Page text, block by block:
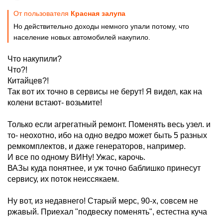
От пользователя Красная залупа
Но действительно доходы немного упали потому, что
население новых автомобилей накупило.
Что накупили?
Что?!
Китайцев?!
Так вот их точно в сервисы не берут! Я видел, как на
колени встают- возьмите!
Только если агрегатный ремонт. Поменять весь узел. и
то- неохотно, ибо на одно ведро может быть 5 разных
ремкомплектов, и даже генераторов, например.
И все по одному ВИНу! Ужас, карочь.
ВАЗы куда понятнее, и уж точно баблишко принесут
сервису, их поток неиссякаем.
Ну вот, из недавнего! Старый мерс, 90-х, совсем не
ржавый. Приехал "подвеску поменять", естестна куча